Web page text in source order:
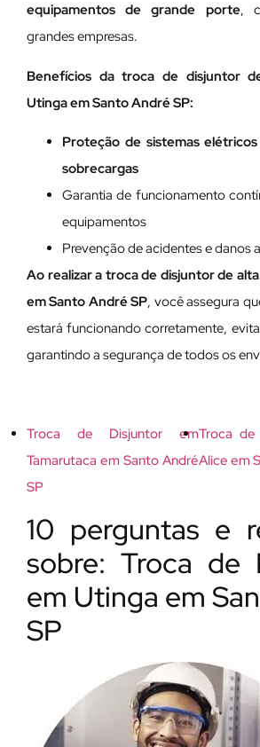
equipamentos de grande porte,
grandes empresas.
Benefícios da troca de disjuntor
Utinga em Santo André SP:
Proteção de sistemas
sobrecargas
Garantia de funcionamento
equipamentos
Prevenção de acidentes e danos
Ao realizar a troca de disjuntor de
em Santo André SP, você assegura
estará funcionando corretamente,
garantindo a segurança de todos os
Troca de Disjuntor em
Tamarutaca em Santo André
SP
Troca
Alice em
10 perguntas e
sobre: Troca de
em Utinga em
SP